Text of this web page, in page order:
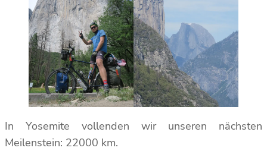
In Yosemite vollenden wir unseren nächsten
Meilenstein: 22000 km.